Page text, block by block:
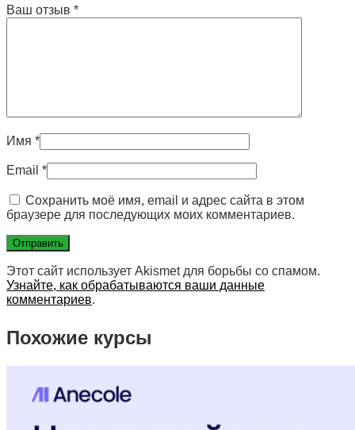
Ваш отзыв *
Имя *
Email *
Сохранить моё имя, email и адрес сайта в этом
браузере для последующих моих комментариев.
Этот сайт использует Akismet для борьбы со спамом.
Узнайте, как обрабатываются ваши данные
комментариев.
Похожие курсы